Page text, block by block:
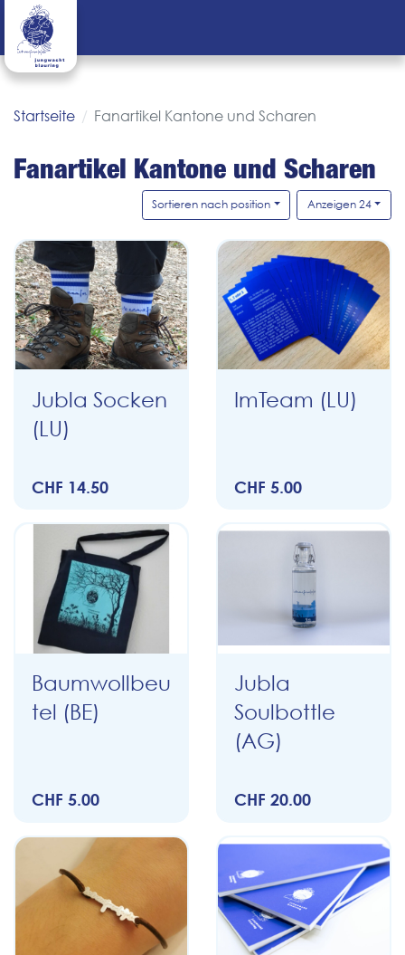
Startseite Fanartikel Kantone und Scharen
Fanartikel Kantone und Scharen
Anzeigen 24
Sortieren nach position
Jubla Socken
(LU)
CHF 14.50
ImTeam (LU)
CHF 5.00
Baumwollbeu
tel (BE)
CHF 5.00
Jubla
Soulbottle
(AG)
CHF 20.00